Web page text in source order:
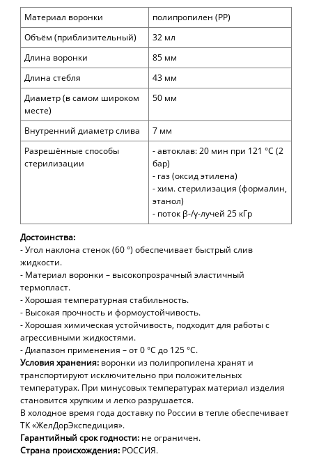
Материал воронки
полипропилен (PP)
Объём (приблизительный)
32 мл
Длина воронки
85 мм
Длина стебля
43 мм
Диаметр (в самом широком
месте)
50 мм
Внутренний диаметр слива
7 мм
Разрешённые способы
стерилизации
- автоклав: 20 мин при 121 °С (2
бар)
- газ (оксид этилена)
- хим. стерилизация (формалин,
этанол)
- поток β-/γ-лучей 25 кГр
Достоинства:
- Угол наклона стенок (60 °) обеспечивает быстрый слив
жидкости.
- Материал воронки – высокопрозрачный эластичный
термопласт.
- Хорошая температурная стабильность.
- Высокая прочность и формоустойчивость.
- Хорошая химическая устойчивость, подходит для работы с
агрессивными жидкостями.
- Диапазон применения – от 0 °С до 125 °С.
Условия хранения: воронки из полипропилена хранят и
транспортируют исключительно при положительных
температурах. При минусовых температурах материал изделия
становится хрупким и легко разрушается.
В холодное время года доставку по России в тепле обеспечивает
ТК «ЖелДорЭкспедиция».
Гарантийный срок годности: не ограничен.
Страна происхождения: РОССИЯ.